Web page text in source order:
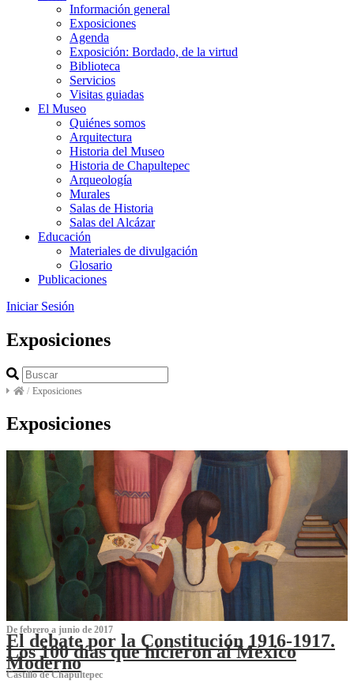
Información general
Exposiciones
Agenda
Exposición: Bordado, de la virtud
Biblioteca
Servicios
Visitas guiadas
El Museo
Quiénes somos
Arquitectura
Historia del Museo
Historia de Chapultepec
Arqueología
Murales
Salas de Historia
Salas del Alcázar
Educación
Materiales de divulgación
Glosario
Publicaciones
Iniciar Sesión
Exposiciones
/ Exposiciones
Exposiciones
De febrero a junio de 2017
El debate por la Constitución 1916-1917.
Los 100 días que hicieron al México
Moderno
Castillo de Chapultepec